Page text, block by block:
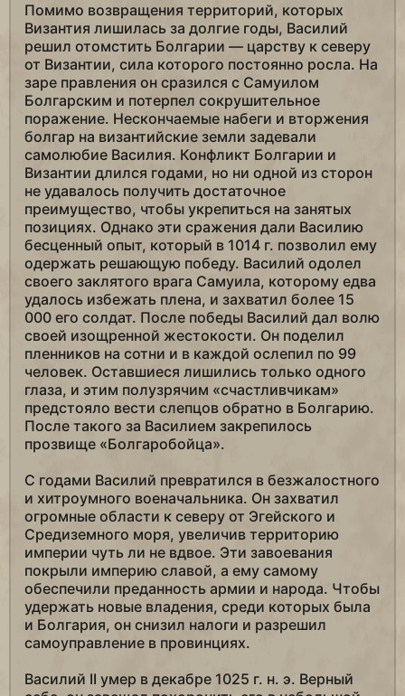
Помимо возвращения территорий, которых
Византия лишилась за долгие годы, Василий
решил отомстить Болгарии — царству к северу
от Византии, сила которого постоянно росла. На
заре правления он сразился с Самуилом
Болгарским и потерпел сокрушительное
поражение. Нескончаемые набеги и вторжения
болгар на византийские земли задевали
самолюбие Василия. Конфликт Болгарии и
Византии длился годами, но ни одной из сторон
не удавалось получить достаточное
преимущество, чтобы укрепиться на занятых
позициях. Однако эти сражения дали Василию
бесценный опыт, который в 1014 г. позволил ему
одержать решающую победу. Василий одолел
своего заклятого врага Самуила, которому едва
удалось избежать плена, и захватил более 15
000 его солдат. После победы Василий дал волю
своей изощренной жестокости. Он поделил
пленников на сотни и в каждой ослепил по 99
человек. Оставшиеся лишились только одного
глаза, и этим полузрячим «счастливчикам»
предстояло вести слепцов обратно в Болгарию.
После такого за Василием закрепилось
прозвище «Болгаробойца».
С годами Василий превратился в безжалостного
и хитроумного военачальника. Он захватил
огромные области к северу от Эгейского и
Средиземного моря, увеличив территорию
империи чуть ли не вдвое. Эти завоевания
покрыли империю славой, а ему самому
обеспечили преданность армии и народа. Чтобы
удержать новые владения, среди которых была
и Болгария, он снизил налоги и разрешил
самоуправление в провинциях.
Василий II умер в декабре 1025 г. н. э. Верный